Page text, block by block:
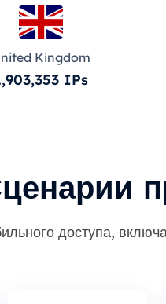
Kingdom
IPs
доступа,